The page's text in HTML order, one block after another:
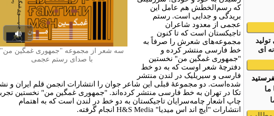
ای
ما
سه شعر از مجموعه "جمهوری غمگین من"
با صدای رستم عجمی
که رسم‌الخطش هم عامل این
بریدگی و جدایی است. رستم
عجمی از معدود شاعران
تاجیکستان است که تا کنون
مجموعه‌های شعرش را صرفاً به
خط فارسی منتشر کرده و
"جمهوری غمگین من" نخستین
دفترچۀ شعر اوست که به دو خط
فارسی و سیریلیک در لندن منتشر
شده‌است. دو مجموعۀ قبلی این شاعر جوان را انتشارات انجمن قلم ایران و
تکا در تهران به خط فارسی منتشر کرده‌اند. "جمهوری غمگین من" نخستین
چاپ اشعار چامه‌سرایان تاجیکستان به دو خط در لندن است که به اهتمام
انتشارات "ایچ اند اس میدیا" H&S Media انجام گرفته.